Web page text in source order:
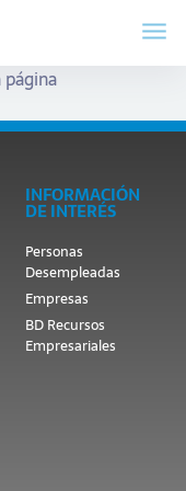
INFORMACIÓN
DE INTERÉS
Personas
Desempleadas
Empresas
BD Recursos
Empresariales